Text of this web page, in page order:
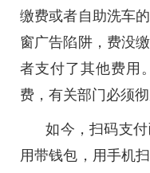
缴费或者自助洗车
窗广告陷阱，费没
者支付了其他费用
费，有关部门必须
如今，扫码支
用带钱包，用手机